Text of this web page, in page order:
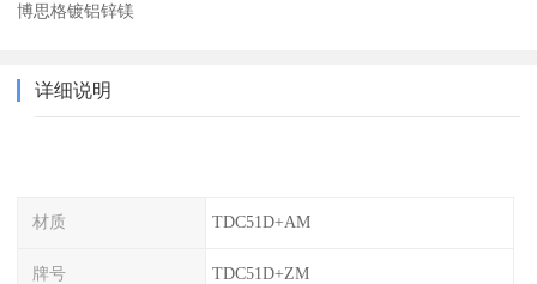
博思格镀铝锌镁
详细说明
材质 TDC51D+AM
牌号 TDC51D+ZM